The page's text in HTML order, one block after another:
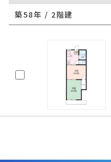
築58年 / 2階建